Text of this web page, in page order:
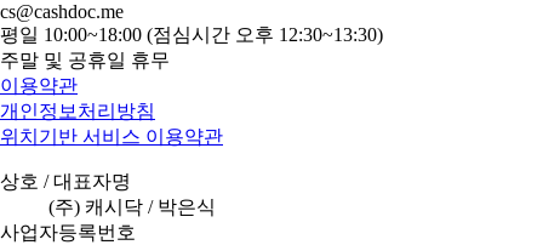
cs@cashdoc.me
평일 10:00~18:00 (점심시간 오후 12:30~13:30)
주말 및 공휴일 휴무
이용약관
개인정보처리방침
위치기반 서비스 이용약관
상호 / 대표자명
(주) 캐시닥 / 박은식
사업자등록번호